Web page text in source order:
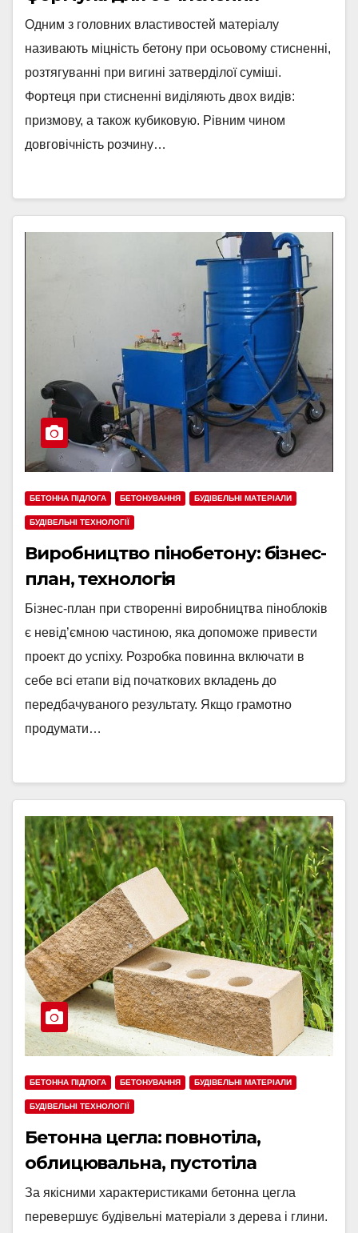
Одним з головних властивостей матеріалу
називають міцність бетону при осьовому стисненні,
розтягуванні при вигині затверділої суміші.
Фортеця при стисненні виділяють двох видів:
призмову, а також кубиковую. Рівним чином
довговічність розчину…
БЕТОННА ПІДЛОГА БЕТОНУВАННЯ БУДІВЕЛЬНІ МАТЕРІАЛИ
БУДІВЕЛЬНІ ТЕХНОЛОГІЇ
Виробництво пінобетону: бізнес-
план, технологія
Бізнес-план при створенні виробництва піноблоків
є невід’ємною частиною, яка допоможе привести
проект до успіху. Розробка повинна включати в
себе всі етапи від початкових вкладень до
передбачуваного результату. Якщо грамотно
продумати…
БЕТОННА ПІДЛОГА БЕТОНУВАННЯ БУДІВЕЛЬНІ МАТЕРІАЛИ
БУДІВЕЛЬНІ ТЕХНОЛОГІЇ
Бетонна цегла: повнотіла,
облицювальна, пустотіла
За якісними характеристиками бетонна цегла
перевершує будівельні матеріали з дерева і глини.